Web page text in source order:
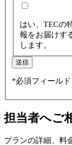
はい、TECの
報をお届けす
します。
送信
*必須フィールド
担当者へご
プランの詳細、料